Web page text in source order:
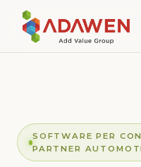
SOFTWARE PER
PARTNER